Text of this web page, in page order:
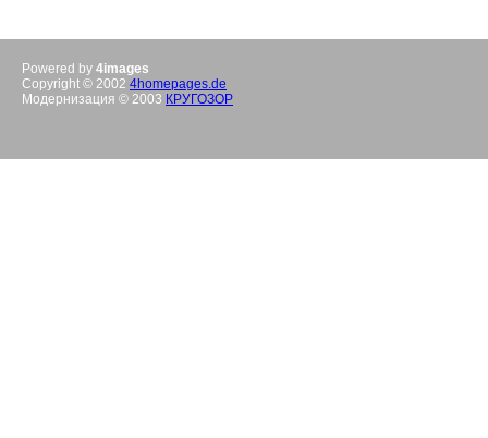
Powered by 4images
Copyright © 2002 4homepages.de
Модернизация © 2003 КРУГОЗОР